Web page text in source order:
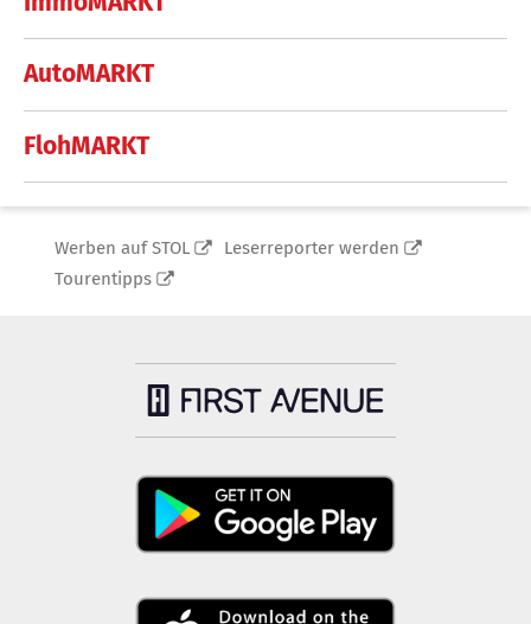
AutoMARKT
FlohMARKT
Werben auf STOL
Leserreporter werden
Tourentipps